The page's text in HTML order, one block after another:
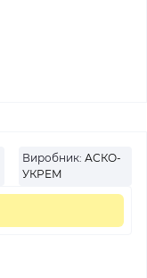
Виробник: АСКО-
УКРЕМ